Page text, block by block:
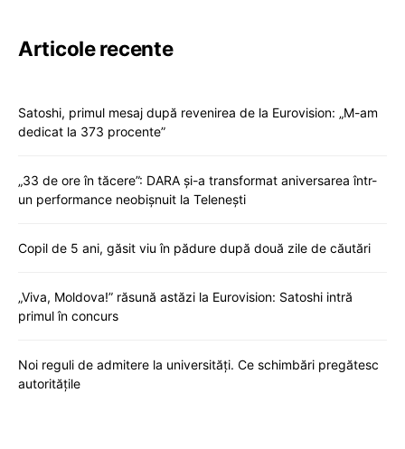
Articole recente
Satoshi, primul mesaj după revenirea de la Eurovision: „M-am
dedicat la 373 procente”
„33 de ore în tăcere”: DARA și-a transformat aniversarea într-
un performance neobișnuit la Telenești
Copil de 5 ani, găsit viu în pădure după două zile de căutări
„Viva, Moldova!” răsună astăzi la Eurovision: Satoshi intră
primul în concurs
Noi reguli de admitere la universități. Ce schimbări pregătesc
autoritățile